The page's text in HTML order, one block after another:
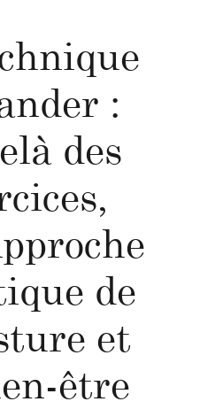
:
des
de
et
être